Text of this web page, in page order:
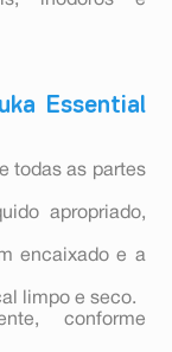
Essential
todas as partes
apropriado,
encaixado e a
limpo e seco.
conforme